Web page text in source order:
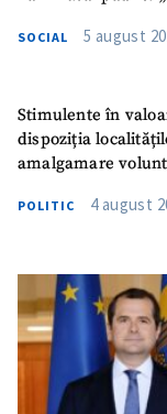
SOCIAL 5 august
Stimulente în
dispoziția
amalgamare
POLITIC 4 august